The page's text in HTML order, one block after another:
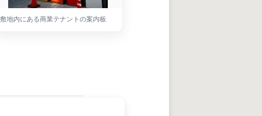
敷地内にある商業テナントの案内板